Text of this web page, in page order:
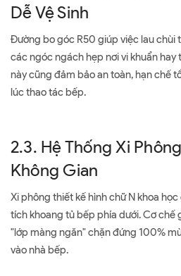
Dễ Vệ Sinh
Đường bo góc R50 giúp việc lau chùi
các ngóc ngách hẹp nơi vi khuẩn
này cũng đảm bảo an toàn, hạn chế
lúc thao tác bếp.
2.3. Hệ Thống Xi
Không Gian
Xi phông thiết kế hình chữ N khoa
tích khoang tủ bếp phía dưới. Cơ chế
"lớp màng ngăn" chặn đứng 100%
vào nhà bếp.